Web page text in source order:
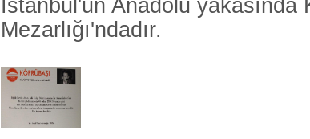
İstanbul'un Anadolu yakasında
Mezarlığı'ndadır.